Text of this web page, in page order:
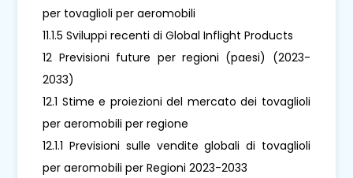
per tovaglioli per aeromobili
11.1.5 Sviluppi recenti di Global Inflight Products
12 Previsioni future per regioni (paesi) (2023-
2033)
12.1 Stime e proiezioni del mercato dei tovaglioli
per aeromobili per regione
12.1.1 Previsioni sulle vendite globali di tovaglioli
per aeromobili per Regioni 2023-2033